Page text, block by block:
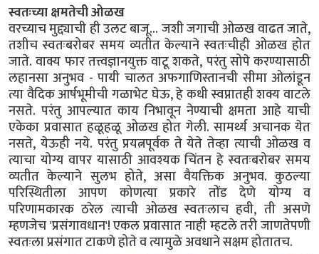
स्वतःच्या क्षमतेची ओळख
वरच्याच मुद्द्याची ही उलट बाजू... जशी जगाची ओळख वाढत जाते,
तशीच स्वतःबरोबर समय व्यतीत केल्याने स्वतःचीही ओळख होत
जाते. वाक्य फार तत्त्वज्ञानयुक्त वाटू शकते, परंतु सोपे करण्यासाठी
लहानसा अनुभव - पायी चालत अफगाणिस्तानची सीमा ओलांडून
त्या वैदिक आर्षभूमीची गळाभेट घेऊ, हे कधी स्वप्नातही शक्य वाटले
नसते. परंतु आपल्यात काय निभावून नेण्याची क्षमता आहे याची
एकेका प्रवासात हळूहळू ओळख होत गेली. सामर्थ्य अचानक येत
नसते, येऊही नये. परंतु प्रयत्नपूर्वक ते येते तेव्हा त्याची ओळख व
त्याचा योग्य वापर यासाठी आवश्यक चिंतन हे स्वतःबरोबर समय
व्यतीत केल्याने सुलभ होते, असा वैयक्तिक अनुभव. कुठल्या
परिस्थितीला आपण कोणत्या प्रकारे तोंड देणे योग्य व
परिणामकारक ठरेल त्याची ओळख स्वतःलाच हवी, ती असणे
म्हणजेच 'प्रसंगावधान'! एकल प्रवासात नाही म्हटले तरी जाणतेपणी
स्वतःला प्रसंगात टाकणे होते व त्यामुळे अवधाने सक्षम होतातच.